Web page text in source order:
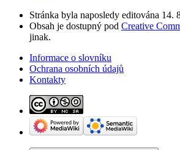
Stránka byla naposledy editována 14.
Obsah je dostupný pod Creative
jinak.
Informace o slovníku
Ochrana osobních údajů
Kontakty